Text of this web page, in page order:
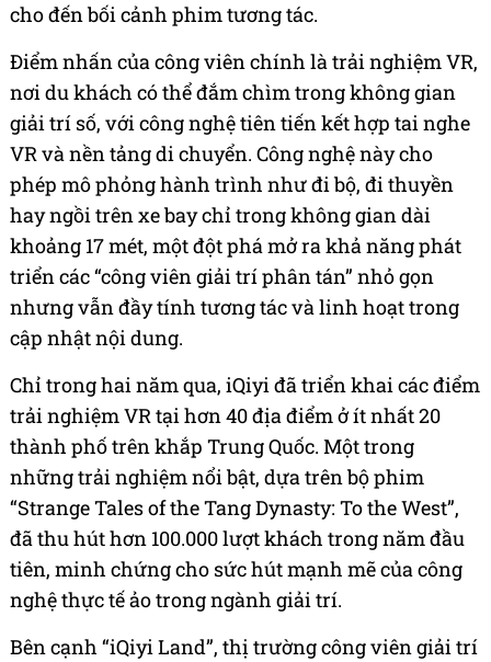
cho đến bối cảnh phim tương tác.
Điểm nhấn của công viên chính là trải nghiệm VR,
nơi du khách có thể đắm chìm trong không gian
giải trí số, với công nghệ tiên tiến kết hợp tai nghe
VR và nền tảng di chuyển. Công nghệ này cho
phép mô phỏng hành trình như đi bộ, đi thuyền
hay ngồi trên xe bay chỉ trong không gian dài
khoảng 17 mét, một đột phá mở ra khả năng phát
triển các “công viên giải trí phân tán” nhỏ gọn
nhưng vẫn đầy tính tương tác và linh hoạt trong
cập nhật nội dung.
Chỉ trong hai năm qua, iQiyi đã triển khai các điểm
trải nghiệm VR tại hơn 40 địa điểm ở ít nhất 20
thành phố trên khắp Trung Quốc. Một trong
những trải nghiệm nổi bật, dựa trên bộ phim
“Strange Tales of the Tang Dynasty: To the West”,
đã thu hút hơn 100.000 lượt khách trong năm đầu
tiên, minh chứng cho sức hút mạnh mẽ của công
nghệ thực tế ảo trong ngành giải trí.
Bên cạnh “iQiyi Land”, thị trường công viên giải trí